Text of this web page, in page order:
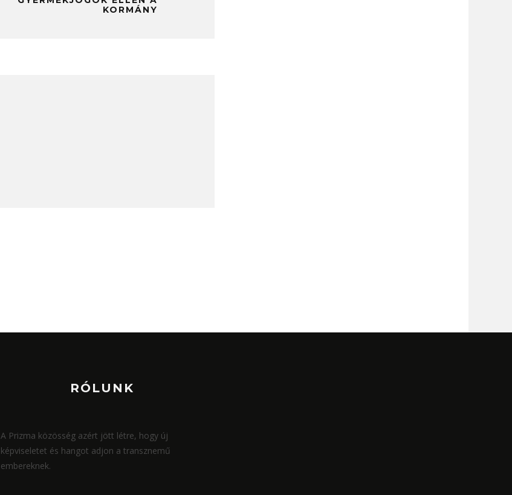
KORMÁNY
RÓLUNK
A Prizma közösség azért jött létre, hogy új
képviseletet és hangot adjon a transznemű
embereknek.